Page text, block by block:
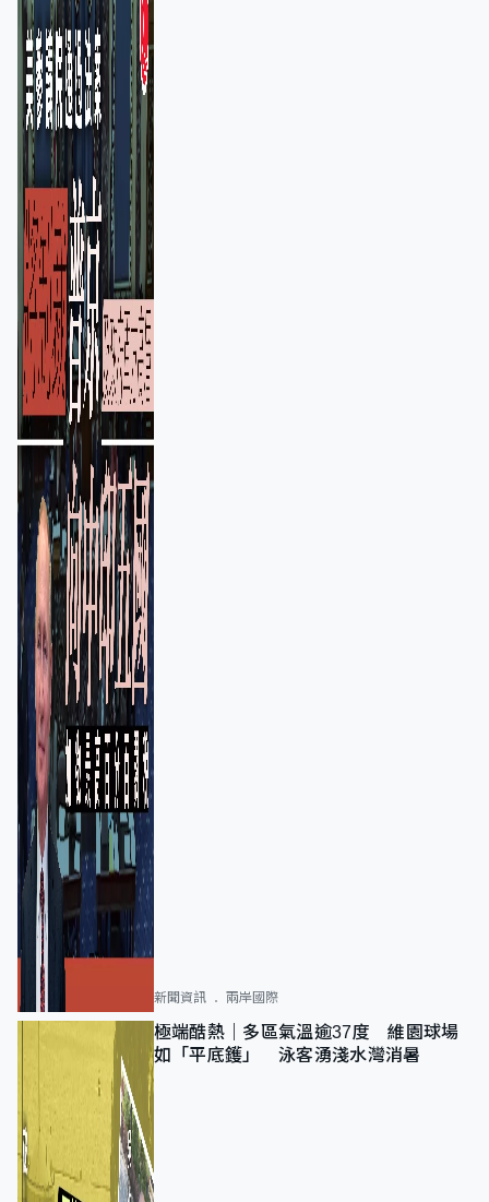
新聞資訊 兩岸國際
極端酷熱｜多區氣溫逾37度 維園球場
如「平底鑊」 泳客湧淺水灣消暑